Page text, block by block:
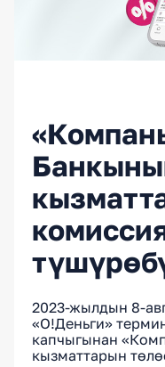
2023-жылдын 8-
«О!Деньги»
капчыгынан
кызматтарын